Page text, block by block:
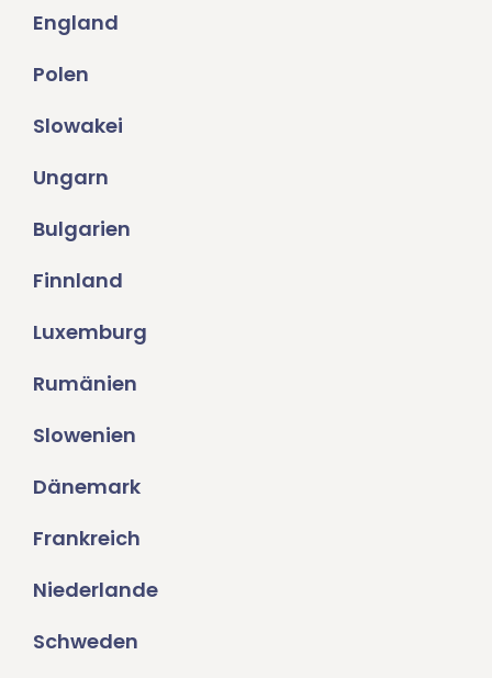
England
Polen
Slowakei
Ungarn
Bulgarien
Finnland
Luxemburg
Rumänien
Slowenien
Dänemark
Frankreich
Niederlande
Schweden